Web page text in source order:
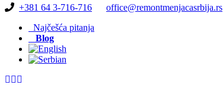
+381 64 3-716-716
office@remontmenjacasrbija.rs
Najčešća pitanja
Blog